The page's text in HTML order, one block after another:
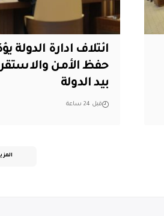
ائتلاف ادارة الدولة
حفظ الأمن
بيد الدولة
قبل 24 ساعة